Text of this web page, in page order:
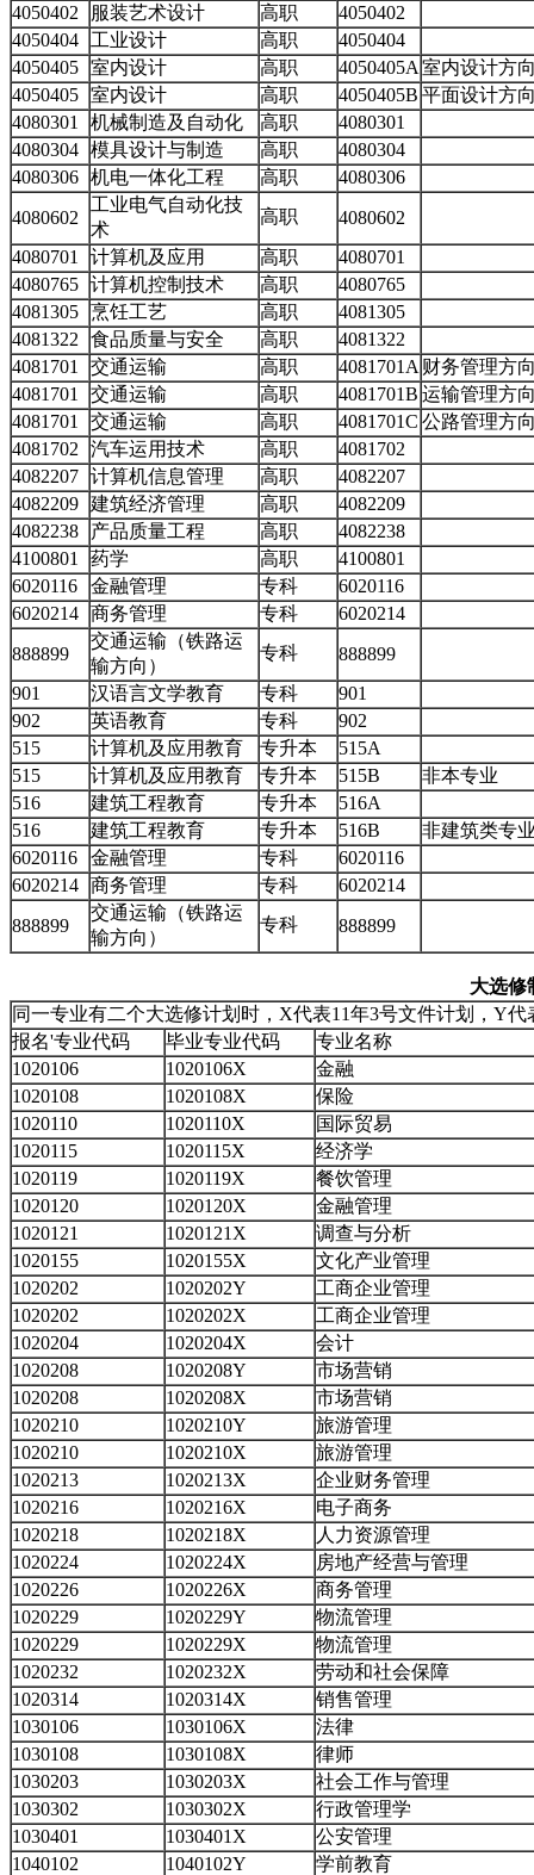
4050402
服装艺术设计 高职
4050402
4050404
工业设计 高职
4050404
4050405 室内设计 高职 4050405A 室内设计方
4050405 室内设计 高职 4050405B 平面设计方
4080301
机械制造及自动化 高职
4080301
4080304 模具设计与制造 高职
4080304
4080306 机电一体化工程 高职
4080306
4080602
工业电气自动化技
术
高职
4080602
4080701
计算机及应用 高职
4080701
4080765 计算机控制技术 高职
4080765
4081305 烹饪工艺 高职
4081305
4081322
食品质量与安全 高职
4081322
4081701
交通运输 高职 4081701A 财务管理方
4081701
交通运输 高职 4081701B 运输管理方
4081701
交通运输 高职 4081701C 公路管理方
4081702
汽车运用技术 高职
4081702
4082207 计算机信息管理 高职
4082207
4082209 建筑经济管理 高职
4082209
4082238
产品质量工程 高职
4082238
4100801
药学 高职
4100801
6020116
金融管理 专科
6020116
6020214 商务管理 专科
6020214
888899
交通运输（铁路运
输方向）
专科
888899
901
汉语言文学教育 专科
901
902
英语教育 专科
902
515
计算机及应用教育 专升本
515A
515
计算机及应用教育 专升本 515B
非本专业
516
建筑工程教育 专升本
516A
516
建筑工程教育 专升本 516B
非建筑类专
6020116
金融管理 专科
6020116
6020214 商务管理 专科
6020214
888899
交通运输（铁路运
输方向）
专科 888899
大选修
同一专业有二个大选修计划时，X代表11年3号文件计划，Y代
报名'专业代码
毕业专业代码
专业名称
1020106
1020106X
金融
1020108
1020108X
保险
1020110
1020110X
国际贸易
1020115
1020115X
经济学
1020119
1020119X
餐饮管理
1020120
1020120X
金融管理
1020121
1020121X
调查与分析
1020155
1020155X
文化产业管理
1020202
1020202Y
工商企业管理
1020202
1020202X
工商企业管理
1020204
1020204X
会计
1020208
1020208Y
市场营销
1020208
1020208X
市场营销
1020210
1020210Y
旅游管理
1020210
1020210X
旅游管理
1020213
1020213X
企业财务管理
1020216
1020216X
电子商务
1020218
1020218X
人力资源管理
1020224
1020224X
房地产经营与管理
1020226
1020226X
商务管理
1020229
1020229Y
物流管理
1020229
1020229X
物流管理
1020232
1020232X
劳动和社会保障
1020314
1020314X
销售管理
1030106
1030106X
法律
1030108
1030108X
律师
1030203
1030203X
社会工作与管理
1030302
1030302X
行政管理学
1030401
1030401X
公安管理
1040102
1040102Y 学前教育